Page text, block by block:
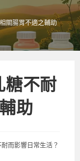
關腸胃不適之輔助
不耐
助
而影響日常生活？